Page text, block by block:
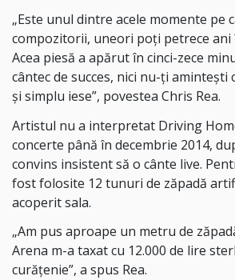
„Este unul dintre acele momente pe
compozitorii, uneori poți petrece ani
Acea piesă a apărut în cinci-zece
cântec de succes, nici nu-ți amintești
și simplu iese”, povestea Chris Rea.
Artistul nu a interpretat Driving
concerte până în decembrie 2014,
convins insistent să o cânte live.
fost folosite 12 tunuri de zăpadă
acoperit sala.
„Am pus aproape un metru de
Arena m-a taxat cu 12.000 de lire
curățenie”, a spus Rea.